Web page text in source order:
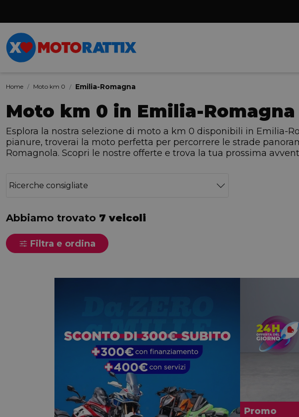
Home Moto km 0 Emilia-Romagna
Moto km 0 in Emilia-Romagna
Esplora la nostra selezione di moto a km 0 disponibili in Emilia-
pianure, troverai la moto perfetta per percorrere le strade
Romagnola. Scopri le nostre offerte e trova la tua prossima
Ricerche consigliate
Abbiamo trovato 7 veicoli
Filtra e ordina
Promo